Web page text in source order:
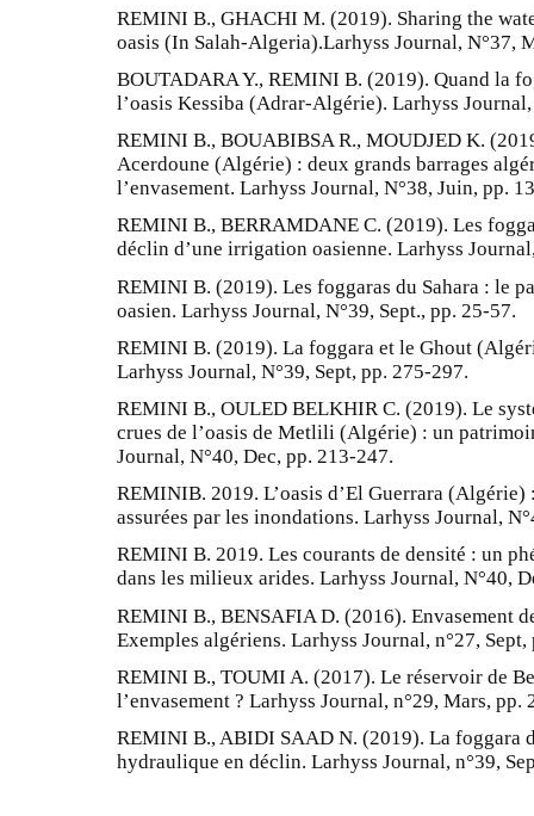
REMINI B., GHACHI M. (2019). Sharing the
oasis (In Salah-Algeria).Larhyss Journal, N°37,
BOUTADARA Y., REMINI B. (2019). Quand la
l’oasis Kessiba (Adrar-Algérie). Larhyss
REMINI B., BOUABIBSA R., MOUDJED K.
Acerdoune (Algérie) : deux grands barrages
l’envasement. Larhyss Journal, N°38, Juin, pp.
REMINI B., BERRAMDANE C. (2019). Les
déclin d’une irrigation oasienne. Larhyss
REMINI B. (2019). Les foggaras du Sahara : le
oasien. Larhyss Journal, N°39, Sept., pp. 25-57.
REMINI B. (2019). La foggara et le Ghout
Larhyss Journal, N°39, Sept, pp. 275-297.
REMINI B., OULED BELKHIR C. (2019). Le
crues de l’oasis de Metlili (Algérie) : un
Journal, N°40, Dec, pp. 213-247.
REMINIB. 2019. L’oasis d’El Guerrara
assurées par les inondations. Larhyss Journal,
REMINI B. 2019. Les courants de densité : un
dans les milieux arides. Larhyss Journal, N°40,
REMINI B., BENSAFIA D. (2016). Envasement
Exemples algériens. Larhyss Journal, n°27, Sept,
REMINI B., TOUMI A. (2017). Le réservoir de
l’envasement ? Larhyss Journal, n°29, Mars, pp.
REMINI B., ABIDI SAAD N. (2019). La foggara
hydraulique en déclin. Larhyss Journal, n°39,